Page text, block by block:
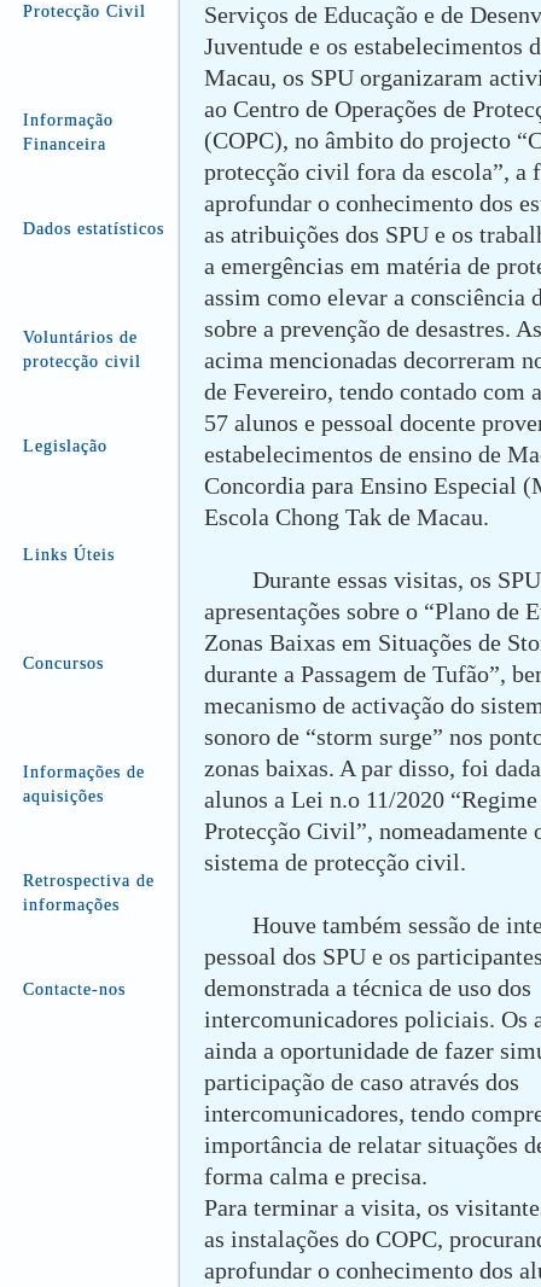
Protecção Civil
Informação
Financeira
Dados estatísticos
Voluntários de
protecção civil
Legislação
Links Úteis
Concursos
Informações de
aquisições
Retrospectiva de
informações
Contacte-nos
Serviços de Educação e de
Juventude e os estabelecimentos
Macau, os SPU organizaram
ao Centro de Operações de
(COPC), no âmbito do projecto
protecção civil fora da escola”, a
aprofundar o conhecimento dos
as atribuições dos SPU e os
a emergências em matéria de
assim como elevar a consciência
sobre a prevenção de desastres.
acima mencionadas decorreram
de Fevereiro, tendo contado com
57 alunos e pessoal docente
estabelecimentos de ensino de
Concordia para Ensino Especial
Escola Chong Tak de Macau.
Durante essas visitas, os
apresentações sobre o “Plano de
Zonas Baixas em Situações de
durante a Passagem de Tufão”,
mecanismo de activação do
sonoro de “storm surge” nos
zonas baixas. A par disso, foi
alunos a Lei n.o 11/2020
Protecção Civil”, nomeadamente
sistema de protecção civil.
Houve também sessão de
pessoal dos SPU e os
demonstrada a técnica de uso dos
intercomunicadores policiais. Os
ainda a oportunidade de fazer
participação de caso através dos
intercomunicadores, tendo
importância de relatar situações
forma calma e precisa.
Para terminar a visita, os
as instalações do COPC,
aprofundar o conhecimento dos